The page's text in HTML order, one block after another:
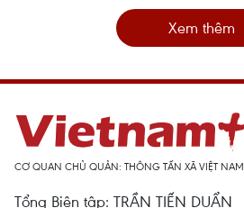
Xem thêm
CƠ QUAN CHỦ QUẢN: THÔNG TẤN XÃ VIỆT NAM
Tổng Biên tập: TRẦN TIẾN DUẨN